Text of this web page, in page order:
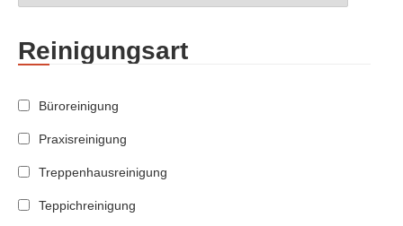
Reinigungsart
Büroreinigung
Praxisreinigung
Treppenhausreinigung
Teppichreinigung